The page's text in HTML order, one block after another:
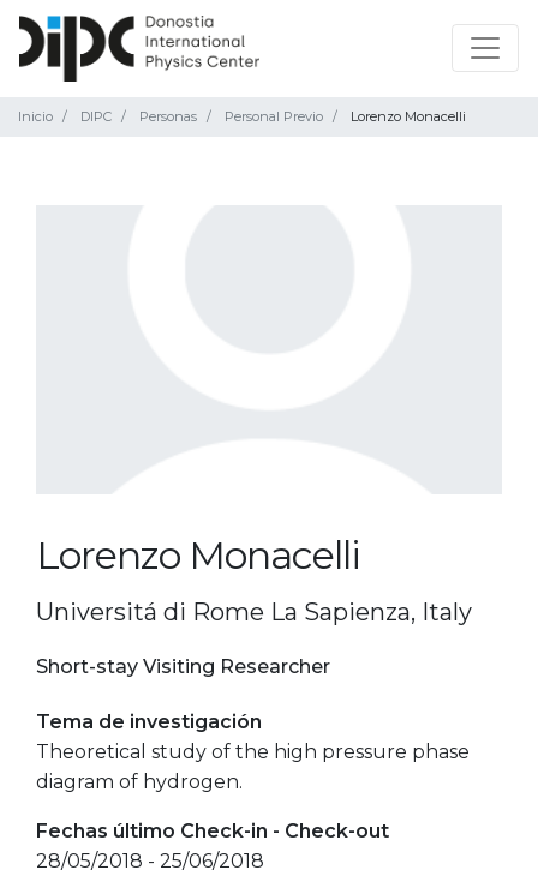
Inicio DIPC Personas Personal Previo Lorenzo Monacelli
Lorenzo Monacelli
Universitá di Rome La Sapienza, Italy
Short-stay Visiting Researcher
Tema de investigación
Theoretical study of the high pressure phase
diagram of hydrogen.
Fechas último Check-in - Check-out
28/05/2018 - 25/06/2018